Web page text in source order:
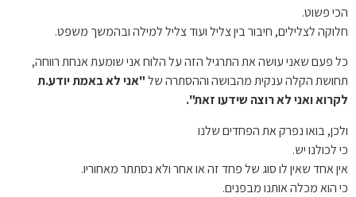
הכי פשוט.
חלוקה לצלילים, חיבור בין צליל ועוד צליל למילה ובהמשך משפט.
כל פעם שאני עושה את התרגיל הזה על הלוח אני שומעת אנחת רווחה,
תחושת הקלה ענקית מהבושה וההסתרה של"אני לא באמת יודע.ת
לקרוא ואני לא רוצה שידעו זאת".
ולכן, בואו נפרק את הפחדים שלנו
כי לכולנו יש.
אין אחד שאין לו סוג של פחד זה או אחר ולא נסתתר מאחוריו.
כי הוא מכלה אותנו מבפנים.